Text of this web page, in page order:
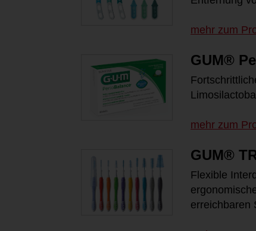
mehr zum
GUM®
mehr zum
GUM®
Flexible
erreichbaren